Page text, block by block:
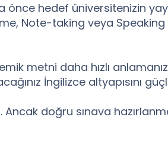
önce hedef üniversitenizin
Note-taking veya Speaking
metni daha hızlı
İngilizce altyapısını
doğru sınava